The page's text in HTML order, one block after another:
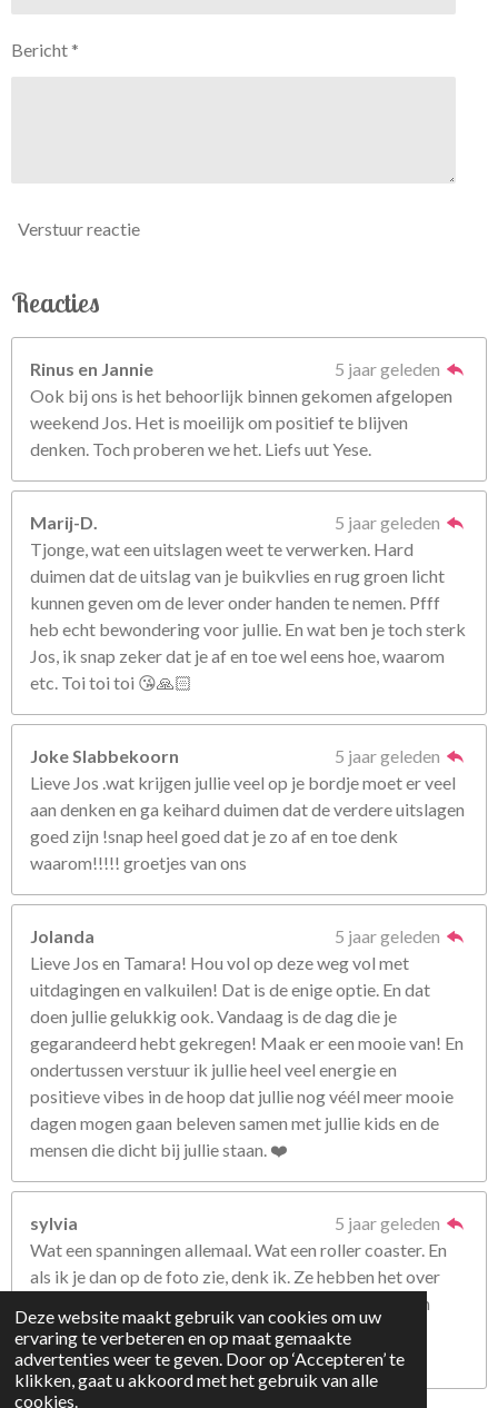
Deze website maakt gebruik van cookies om uw
ervaring te verbeteren en op maat gemaakte
advertenties weer te geven. Door op ‘Accepteren’ te
klikken, gaat u akkoord met het gebruik van alle
cookies.
Bericht *
Verstuur reactie
Reacties
Rinus en Jannie
5 jaar geleden
Ook bij ons is het behoorlijk binnen gekomen afgelopen
weekend Jos. Het is moeilijk om positief te blijven
denken. Toch proberen we het. Liefs uut Yese.
Marij-D.
5 jaar geleden
Tjonge, wat een uitslagen weet te verwerken. Hard
duimen dat de uitslag van je buikvlies en rug groen licht
kunnen geven om de lever onder handen te nemen. Pfff
heb echt bewondering voor jullie. En wat ben je toch sterk
Jos, ik snap zeker dat je af en toe wel eens hoe, waarom
etc. Toi toi toi 😘🙏🏻
Joke Slabbekoorn
5 jaar geleden
Lieve Jos .wat krijgen jullie veel op je bordje moet er veel
aan denken en ga keihard duimen dat de verdere uitslagen
goed zijn !snap heel goed dat je zo af en toe denk
waarom!!!!! groetjes van ons
Jolanda
5 jaar geleden
Lieve Jos en Tamara! Hou vol op deze weg vol met
uitdagingen en valkuilen! Dat is de enige optie. En dat
doen jullie gelukkig ook. Vandaag is de dag die je
gegarandeerd hebt gekregen! Maak er een mooie van! En
ondertussen verstuur ik jullie heel veel energie en
positieve vibes in de hoop dat jullie nog véél meer mooie
dagen mogen gaan beleven samen met jullie kids en de
mensen die dicht bij jullie staan. ❤️
sylvia
5 jaar geleden
Wat een spanningen allemaal. Wat een roller coaster. En
als ik je dan op de foto zie, denk ik. Ze hebben het over
iemand anders. Maar helaas. Het gaat wel om jou, om
jullie. Nogmaals veel sterkte. We leven met jullie
mee.Lieve groetjes van ons 💕